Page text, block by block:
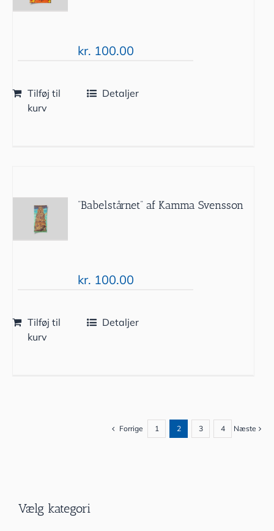
kr. 100.00
Tilføj til
kurv
Detaljer
”Babelstårnet” af Kamma Svensson
kr. 100.00
Tilføj til
kurv
Detaljer
Forrige 1 2 3 4 Næste
Vælg kategori